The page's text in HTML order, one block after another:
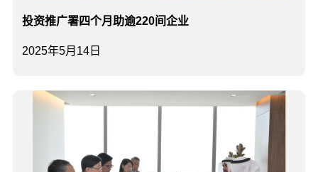
2025年5月14日
投资推广署四个月助逾220间企业